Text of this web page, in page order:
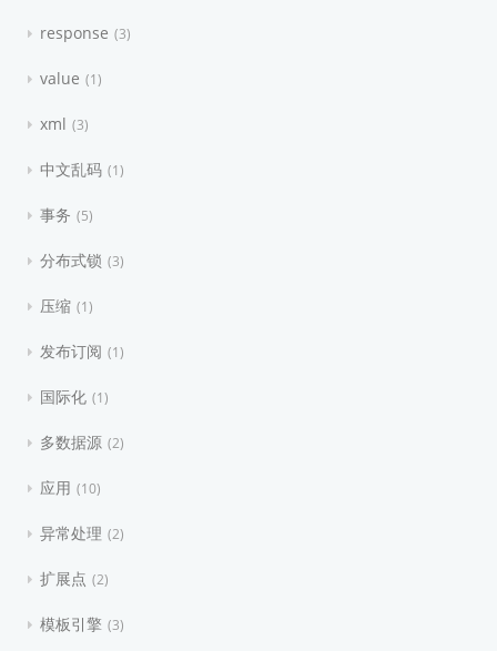
response 3
value 1
xml 3
中文乱码 1
事务 5
分布式锁 3
压缩 1
发布订阅 1
国际化 1
多数据源 2
应用 10
异常处理 2
扩展点 2
模板引擎 3